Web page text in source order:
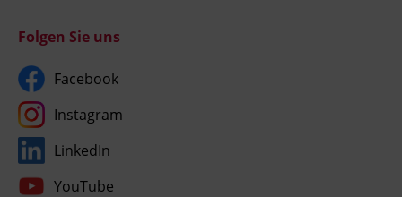
Folgen Sie uns
Facebook
Instagram
LinkedIn
YouTube